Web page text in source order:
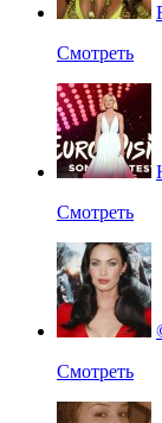
Смотреть
Смотреть
Смотреть